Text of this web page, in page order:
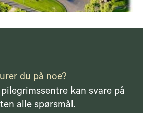
du på noe?
kan svare på
alle spørsmål.